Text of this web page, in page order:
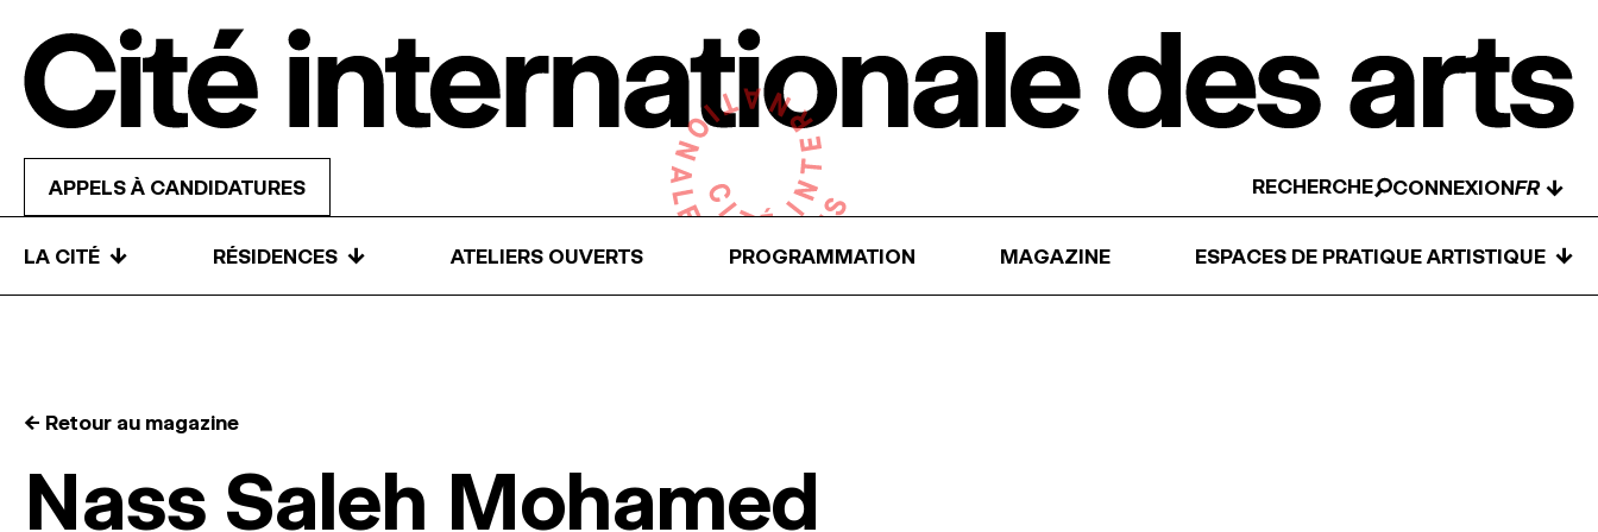
APPELS À CANDIDATURES RECHERCHE CONNEXION ↓
LA CITÉ ↓ RÉSIDENCES ↓ ATELIERS OUVERTS PROGRAMMATION MAGAZINE ESPACES DE PRATIQUE ARTISTIQUE ↓
← Retour au magazine
Nass Saleh Mohamed